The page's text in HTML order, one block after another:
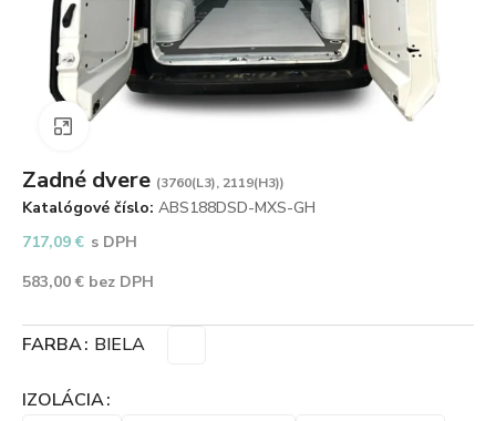
Zväčšiť obrázok
Zadné dvere (3760(L3), 2119(H3))
Katalógové číslo: ABS188DSD-MXS-GH
717,09€ s DPH
583,00€ bez DPH
FARBA BIELA
IZOLÁCIA